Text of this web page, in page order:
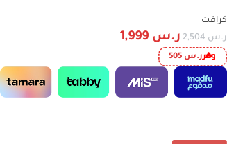
كرافت
ر.س
ر.س 1,999
وفرر.س